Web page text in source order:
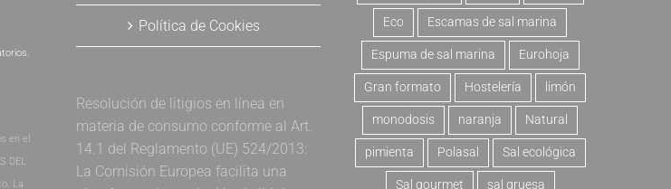
en el
DEL
La
Política de Cookies
Resolución de litigios en línea en
materia de consumo conforme al Art.
14.1 del Reglamento (UE) 524/2013:
La Comisión Europea facilita una
Eco Escamas de sal marina
Espuma de sal marina Eurohoja
Gran formato Hostelería limón
monodosis naranja Natural
pimienta Polasal Sal ecológica
Sal gourmet sal gruesa